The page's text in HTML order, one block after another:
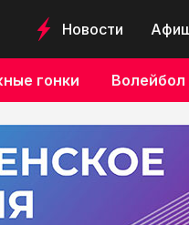
Новости
гонки Волейбол